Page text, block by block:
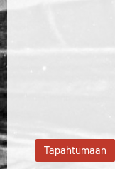
Tapahtumaan